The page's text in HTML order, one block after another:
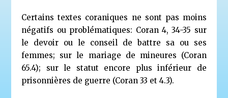
Certains textes coraniques ne sont pas moins
négatifs ou problématiques: Coran 4, 34-35 sur
le devoir ou le conseil de battre sa ou ses
femmes; sur le mariage de mineures (Coran
65.4); sur le statut encore plus inférieur de
prisonnières de guerre (Coran 33 et 4.3).